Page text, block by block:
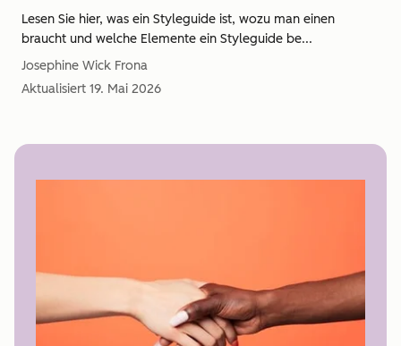
Lesen Sie hier, was ein Styleguide ist, wozu man einen
braucht und welche Elemente ein Styleguide be...
Josephine Wick Frona
Aktualisiert 19. Mai 2026